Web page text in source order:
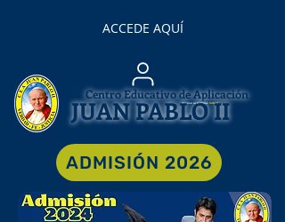
ADMISIÓN 2026
ACCEDE AQUÍ
Acceso al Campus Virtual
Centro Educativo de Aplicación
JUAN PABLO II